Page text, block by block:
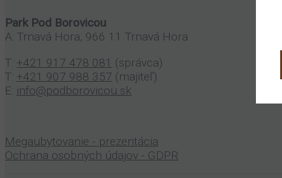
Park Pod Borovicou
A: Trnavá Hora, 966 11 Trnavá Hora
T: +421 917 478 081 (správca)
T: +421 907 988 357 (majiteľ)
E: info@podborovicou.sk
Megaubytovanie - prezentácia
Ochrana osobných údajov - GDPR